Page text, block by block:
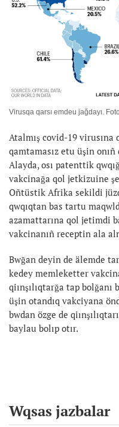
Virusqa qarsı emdeu jağdayı.
Atalmış covid-19 virusına
qamtamasız etu üşin
Alayda, osı patenttik
vakcinağa qol jetkizuine
Oñtüstik Afrika sekildi
qwqıqtan bas tartu
azamattarına qol jetimdi
vakcinanıñ receptin ala
Bwğan deyin de älemde
kedey memleketter
qiınşılıqtarğa tap
üşin otandıq vakciyana
bwdan özge de
baylau bolıp otır.
Wqsas jazbalar